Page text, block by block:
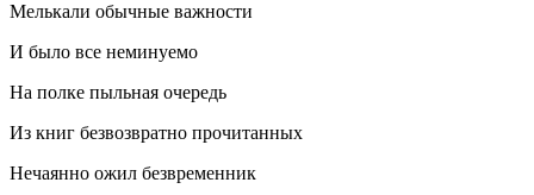
Мелькали обычные важности
И было все неминуемо
На полке пыльная очередь
Из книг безвозвратно прочитанных
Нечаянно ожил безвременник